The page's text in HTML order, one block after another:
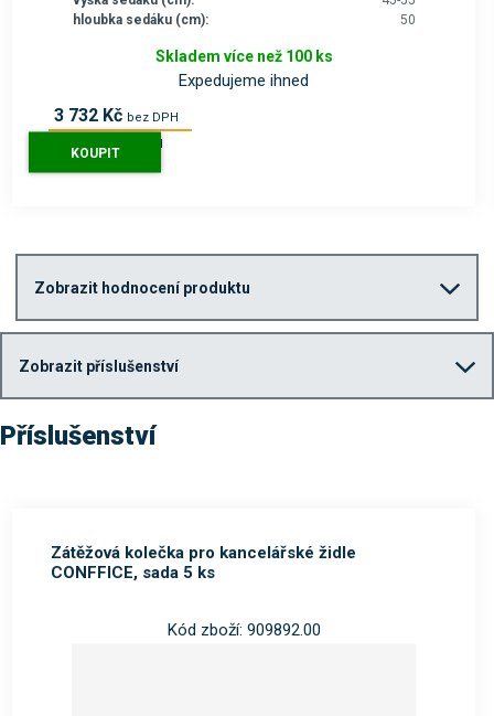
hloubka sedáku (cm):
50
3 732 Kč bez DPH
s DPH
Skladem více než 100 ks
Expedujeme ihned
KOUPIT
Zobrazit hodnocení produktu
Zobrazit příslušenství
Příslušenství
Zátěžová kolečka pro kancelářské židle
CONFFICE, sada 5 ks
Kód zboží: 909892.00